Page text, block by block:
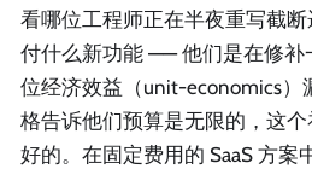
看哪位工程师正在半夜重写截
付什么新功能 —— 他们是在修补
位经济效益（unit-economics）
格告诉他们预算是无限的，这
好的。在固定费用的 SaaS 方案